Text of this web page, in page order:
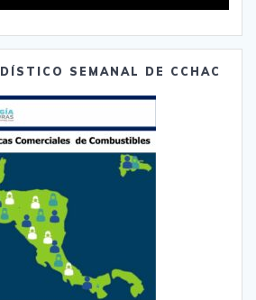
SEMANAL DE CCHAC